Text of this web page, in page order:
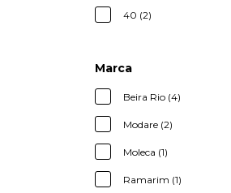
40 (2)
Marca
Beira Rio (4)
Modare (2)
Moleca (1)
Ramarim (1)